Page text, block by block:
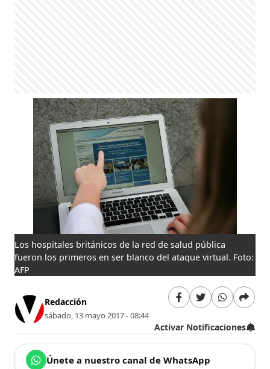
Los hospitales británicos de la red de salud pública
fueron los primeros en ser blanco del ataque virtual. Foto:
AFP
Redacción
sábado, 13 mayo 2017 - 08:44
Activar Notificaciones
Únete a nuestro canal de WhatsApp